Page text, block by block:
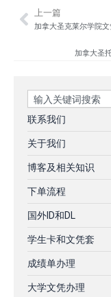
Prev
上一篇
加拿大圣克莱尔学院
加拿大圣
Search
联系我们
关于我们
博客及相关知识
下单流程
国外ID和DL
学生卡和文凭套
成绩单办理
大学文凭办理